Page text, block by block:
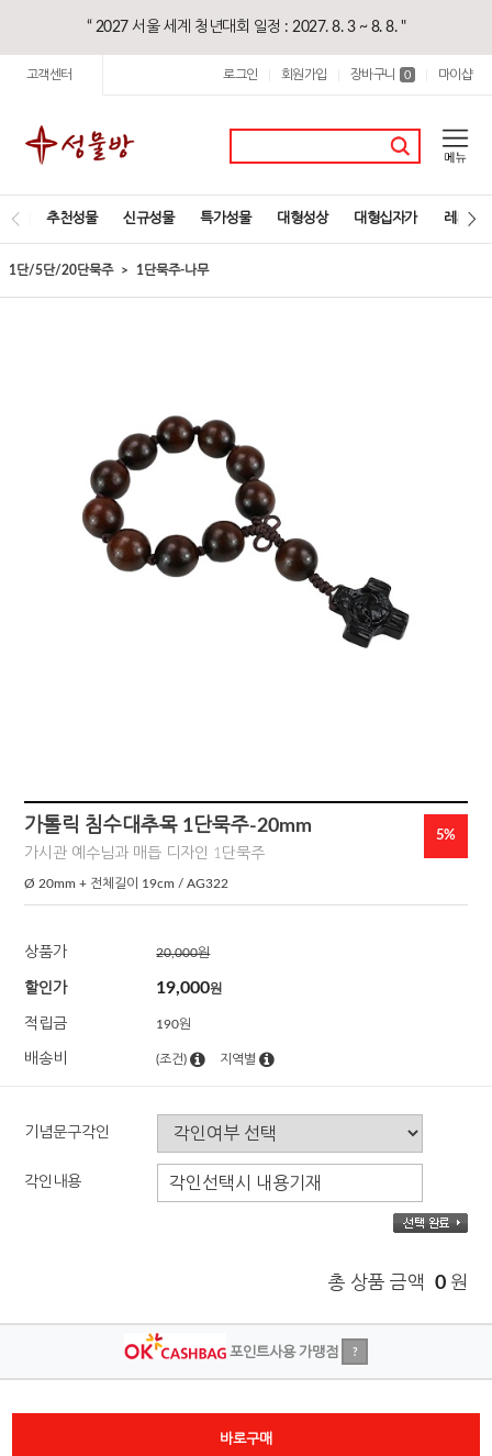
“ 2027 서울 세계 청년대회 일정 : 2027. 8. 3 ~ 8. 8. "
고객센터 로그인 회원가입 장바구니 0 마이샵
추천성물 신규성물 특가성물 대형성상 대형십자가 레지오
1단/5단/20단묵주 1단묵주-나무
가톨릭 침수대추목 1단묵주-20mm
가시관 예수님과 매듭 디자인 1단묵주
Ø 20mm + 전체길이 19cm / AG322
5%
상품가 20,000원
할인가 19,000원
적립금 190원
배송비 (조건) 지역별
기념문구각인
각인내용
총 상품 금액 0 원
포인트사용 가맹점 ?
바로구매